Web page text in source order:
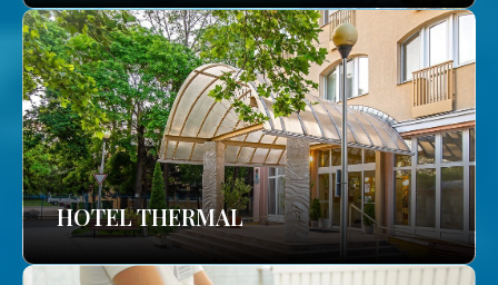
HOTEL THERMAL